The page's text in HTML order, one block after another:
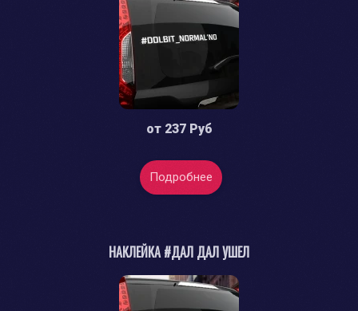
от 237 Руб
Подробнее
НАКЛЕЙКА #ДАЛ ДАЛ УШЕЛ